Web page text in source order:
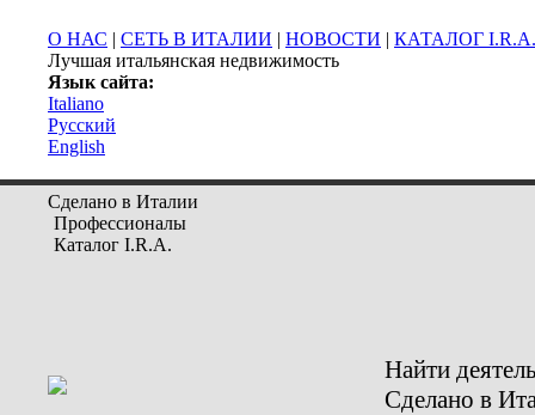
О НАС | СЕТЬ В ИТАЛИИ | НОВОСТИ | КАТАЛОГ I.R.A.
Лучшая итальянская недвижимость
Язык сайта:
Italiano
Русский
English
Сделано в Италии
Профессионалы
Каталог I.R.A.
Найти
Сделано в